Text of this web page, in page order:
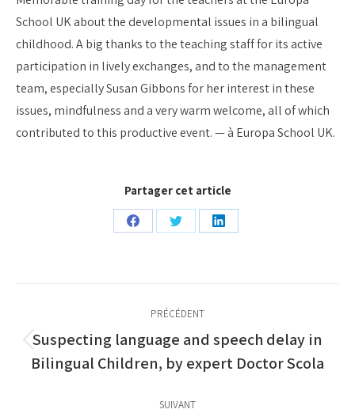
School UK about the developmental issues in a bilingual
childhood. A big thanks to the teaching staff for its active
participation in lively exchanges, and to the management
team, especially Susan Gibbons for her interest in these
issues, mindfulness and a very warm welcome, all of which
contributed to this productive event. — à Europa School UK.
Partager cet article
PartagerPartagerPartager
article
PRÉCÉDENT
Article
précédent
Suspecting language and speech delay in
Bilingual Children, by expert Doctor Scola
SUIVANT